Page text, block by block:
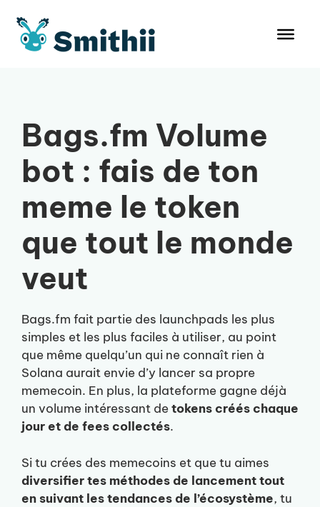
contenu
Bags.fm Volume
bot : fais de ton
meme le token
que tout le monde
veut
Bags.fm fait partie des launchpads les plus
simples et les plus faciles à utiliser, au point
que même quelqu’un qui ne connaît rien à
Solana aurait envie d’y lancer sa propre
memecoin. En plus, la plateforme gagne déjà
un volume intéressant detokens créés chaque
jour et de fees collectés.
Si tu crées des memecoins et que tu aimes
diversifier tes méthodes de lancement tout
en suivant les tendances de l’écosystème, tu